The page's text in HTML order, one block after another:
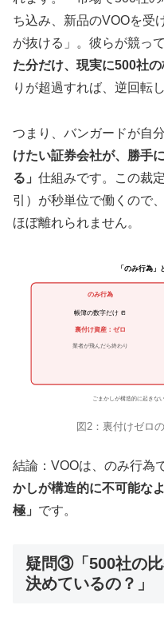
ち込み、新品のVOOを受
が抜ける」。彼らが競っ
た分だけ、現実に500社
りが超過すれば、逆回転し
つまり、バンガードが自
けたい証券会社が、勝手
る」 仕組みです。この裁
引）が秒単位で働くので
ほぼ離れられません。
「のみ行為
のみ行為
帳簿の数字だけ 📒
裏付け資産：ゼロ
業者が飛んだら終わり
ごまかしが構造的に起きな
図2：裏付けゼロ
結論：VOOは、のみ行為
かしが構造的に不可能な
極」 です。
疑問③「500社の
決めているの？」